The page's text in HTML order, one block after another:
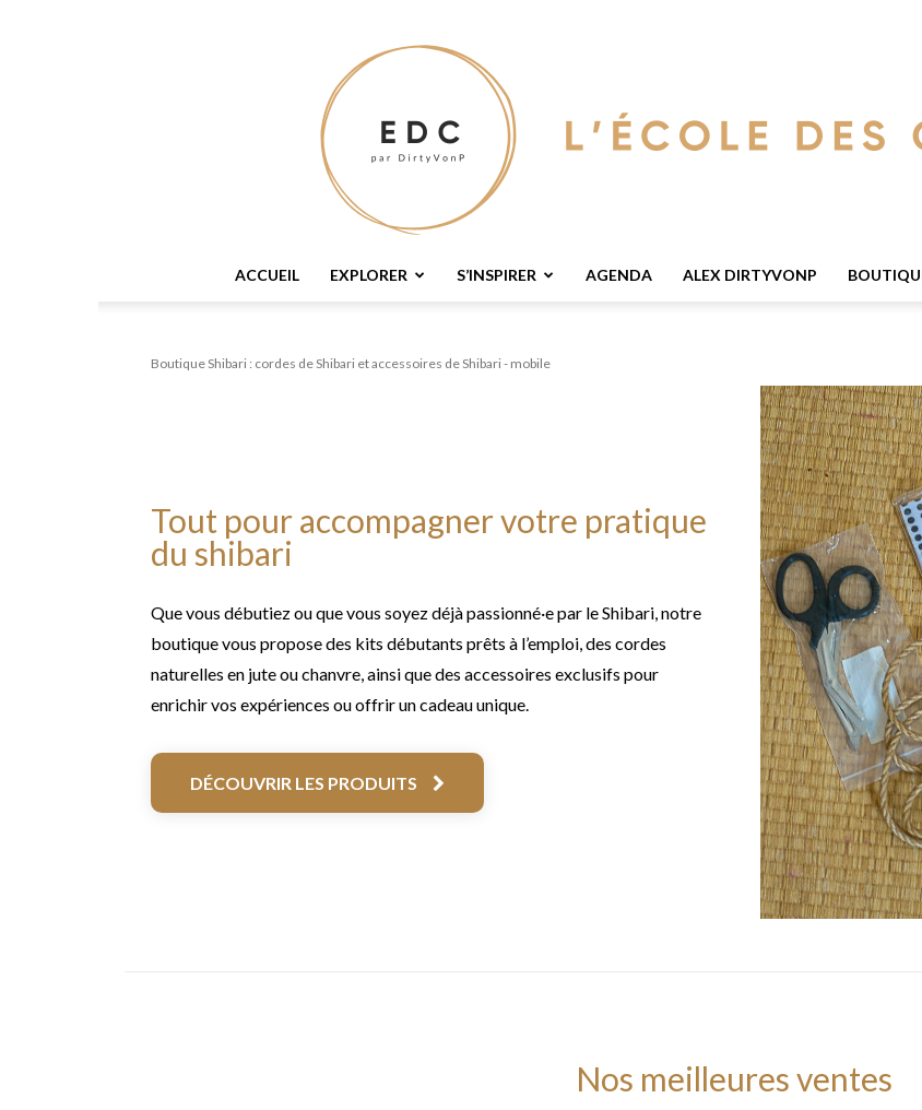
Cordes
ACCUEIL EXPLORER S’INSPIRER AGENDA ALEX DIRTYVONP
Boutique Shibari : cordes de Shibari et accessoires de Shibari - mobile
Tout pour accompagner votre pratique
du shibari
Que vous débutiez ou que vous soyez déjà passionné·e par le Shibari, notre
boutique vous propose des kits débutants prêts à l’emploi, des cordes
naturelles en jute ou chanvre, ainsi que des accessoires exclusifs pour
enrichir vos expériences ou offrir un cadeau unique.
DÉCOUVRIR LES PRODUITS
Nos meilleures ventes